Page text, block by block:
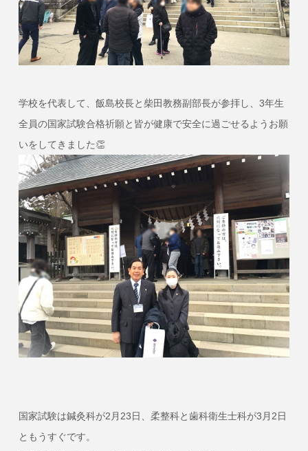
学校を代表して、飯島校長と柴田教務副部長が参拝し、3年生
全員の国家試験合格祈願と皆が健康で安全に過ごせるようお願
いをしてきました👏
国家試験は鍼灸科が2月23日、柔整科と歯科衛生士科が3月2日
ともうすぐです。